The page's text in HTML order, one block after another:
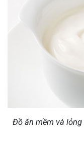
Đồ ăn mềm và